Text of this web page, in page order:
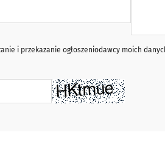
i przekazanie ogłoszeniodawcy moich